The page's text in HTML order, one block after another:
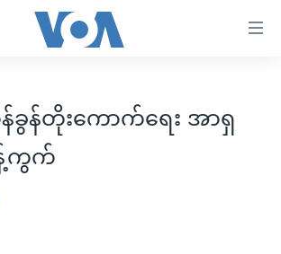
န်တိုးကောက်ရေး အာရှ
ကွက်